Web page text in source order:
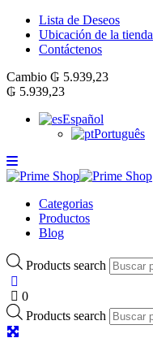
Lista de Deseos
Ubicación de la tienda
Contáctenos
Cambio ₲ 5.939,23
₲ 5.939,23
Español
Português
Categorias
Productos
Blog
Products search
0
Products search